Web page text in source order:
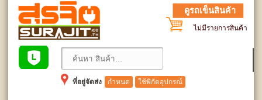
ดูรถเข็นสินค้า
ไม่มีรายการสินค้า
ที่อยู่จัดส่ง กำหนด ใช้พิกัดอุปกรณ์